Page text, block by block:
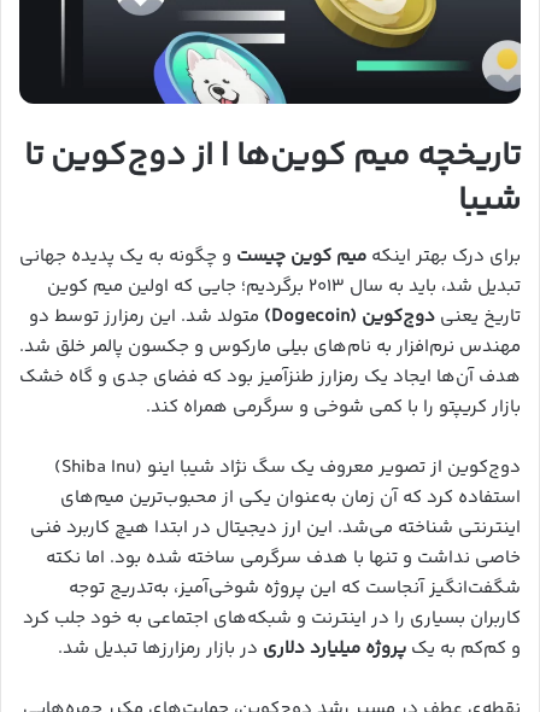
تاریخچه میم کوین‌ها | از دوج‌کوین تا
شیبا
برای درک بهتر اینکه میم کوین چیست و چگونه به یک پدیده جهانی
تبدیل شد، باید به سال ۲۰۱۳ برگردیم؛ جایی که اولین میم کوین
تاریخ یعنی دوج‌کوین (Dogecoin)
متولد شد. این رمزارز توسط دو
مهندس نرم‌افزار به نام‌های بیلی مارکوس و جکسون پالمر خلق شد.
هدف آن‌ها ایجاد یک رمزارز طنزآمیز بود که فضای جدی و گاه خشک
بازار کریپتو را با کمی شوخی و سرگرمی همراه کند.
دوج‌کوین از تصویر معروف یک سگ نژاد شیبا اینو (Shiba Inu)
استفاده کرد که آن زمان به‌عنوان یکی از محبوب‌ترین میم‌های
اینترنتی شناخته می‌شد. این ارز دیجیتال در ابتدا هیچ کاربرد فنی
خاصی نداشت و تنها با هدف سرگرمی ساخته شده بود. اما نکته
شگفت‌انگیز آنجاست که این پروژه شوخی‌آمیز، به‌تدریج توجه
کاربران بسیاری را در اینترنت و شبکه‌های اجتماعی به خود جلب کرد
و کم‌کم به یک پروژه میلیارد دلاری در بازار رمزارزها تبدیل شد.